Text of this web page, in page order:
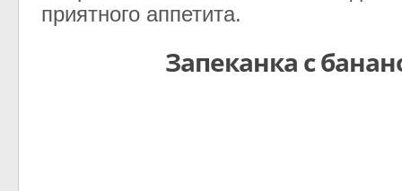
приятного аппетита.
Запеканка с